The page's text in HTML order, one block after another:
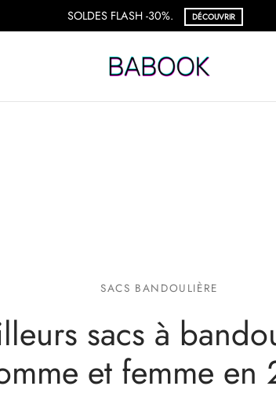
SACS BANDOULIÈRE
sacs à
et femme en